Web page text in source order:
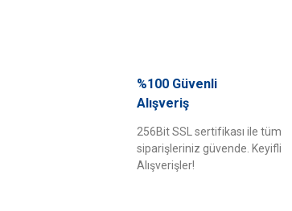
Görüş ve önerileriniz için teşekkür ederiz.
Ürün bilgilerinde hatalar bulunuyor.
%100 Güvenli
Alışveriş
256Bit SSL sertifikası ile tüm
siparişleriniz güvende. Keyifli
Alışverişler!